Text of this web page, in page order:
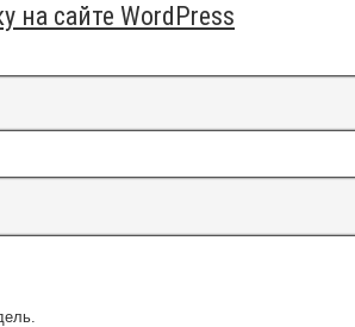
на сайте WordPress